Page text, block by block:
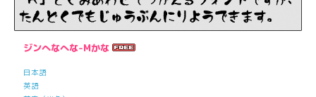
ジンへなへな-Mかな
日本語
英語